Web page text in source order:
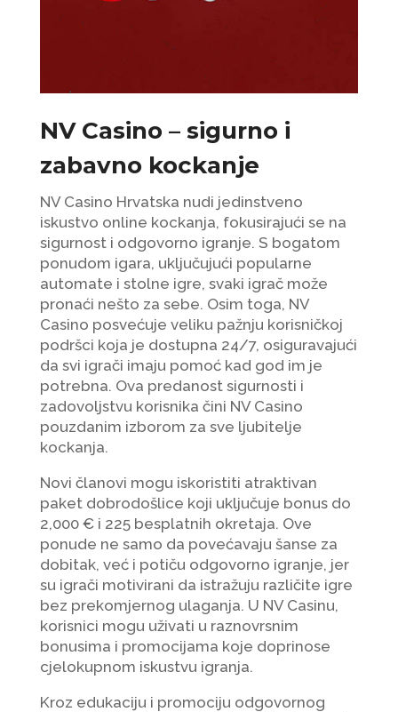
NV Casino – sigurno i
zabavno kockanje
NV Casino Hrvatska nudi jedinstveno
iskustvo online kockanja, fokusirajući se na
sigurnost i odgovorno igranje. S bogatom
ponudom igara, uključujući popularne
automate i stolne igre, svaki igrač može
pronaći nešto za sebe. Osim toga, NV
Casino posvećuje veliku pažnju korisničkoj
podršci koja je dostupna 24/7, osiguravajući
da svi igrači imaju pomoć kad god im je
potrebna. Ova predanost sigurnosti i
zadovoljstvu korisnika čini NV Casino
pouzdanim izborom za sve ljubitelje
kockanja.
Novi članovi mogu iskoristiti atraktivan
paket dobrodošlice koji uključuje bonus do
2,000 € i 225 besplatnih okretaja. Ove
ponude ne samo da povećavaju šanse za
dobitak, već i potiču odgovorno igranje, jer
su igrači motivirani da istražuju različite igre
bez prekomjernog ulaganja. U NV Casinu,
korisnici mogu uživati u raznovrsnim
bonusima i promocijama koje doprinose
cjelokupnom iskustvu igranja.
Kroz edukaciju i promociju odgovornog